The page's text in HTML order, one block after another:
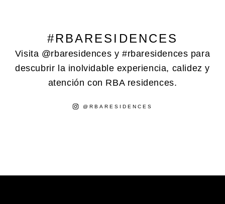
#RBARESIDENCES
Visita @rbaresidences y #rbaresidences para
descubrir la inolvidable experiencia, calidez y
atención con RBA residences.
@RBARESIDENCES